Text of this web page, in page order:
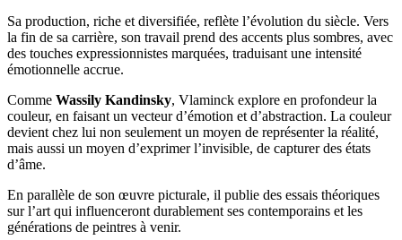
Sa production, riche et diversifiée, reflète l’évolution du siècle. Vers
la fin de sa carrière, son travail prend des accents plus sombres, avec
des touches expressionnistes marquées, traduisant une intensité
émotionnelle accrue.
Comme Wassily Kandinsky, Vlaminck explore en profondeur la
couleur, en faisant un vecteur d’émotion et d’abstraction. La couleur
devient chez lui non seulement un moyen de représenter la réalité,
mais aussi un moyen d’exprimer l’invisible, de capturer des états
d’âme.
En parallèle de son œuvre picturale, il publie des essais théoriques
sur l’art qui influenceront durablement ses contemporains et les
générations de peintres à venir.